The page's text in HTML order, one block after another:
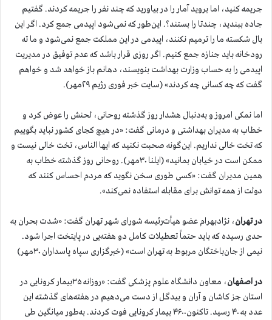
جریمه کنید، اما بروید آمار را در بیاورید که چند نفر را جریمه کردند. گفتیم
جاده ببندید، چندتا را بستند؟. این‌طور که نمی‌شود اپیدمی جمع کرد. اگر این
بال شکسته ما را ترمیم نکنند، اپیدمی در این مملکت جمع نمی‌شود و ما ته
رودخانه باید جنازه جمع کنیم. اگر روزی قرار باشد که عدم توفیق در مدیریت
اپیدمی را به حساب وزارت بهداشت بنویسند، دهانم باز خواهد شد و خواهم
گفت که چه کسانی چه کردند» (سایت خبر فوری رژیم ۲۹مهر).
اما نمکی امروز و به‌دنبال هشدار روز گذشته روحانی، لحنش را عوض کرد و
خطاب به مدیران بهداشتی و درمانی گفت: «در هیچ کجای کشور نباید بگوییم
که تخت خالی نداریم. این‌گونه صحبت نکنید که ایها الناس، تخت خالی نیست و
ممکن است در خیابان بمانید» (ایلنا ۳۰مهر). روحانی روز گذشته خطاب به
همین مدیران گفت: «کسی طوری سخن نگوید که مردم احساس کنند که
دولت از همه توانش برای مقابله استفاده نمی‌کند».
در تهران، نژادبهرام عضو هیأت‌رئیسه شورای شهر تهران گفت: «شدت بحران به
حدی رسیده که باید حتماً تعطیلات کامل دو هفته‌یی در پایتخت اجرا شود.
نیمی از جان‌باختگان مربوط به تهران است» (خبرگزاری س‍پاه پاسداران ۳۰مهر)
در اصفهان
، معاون دانشگاه علوم پزشکی گفت: «روزانه ۳۵بیمار کرونایی در
استان جز کاشان و آران و بیدگل از دست می‌دهیم در هفته‌های گذشته این
عدد به ۴۰ رسید. تاکنون۴۶۰۰ بیمار کرونایی فوت کردند. به‌طور میانگین طی